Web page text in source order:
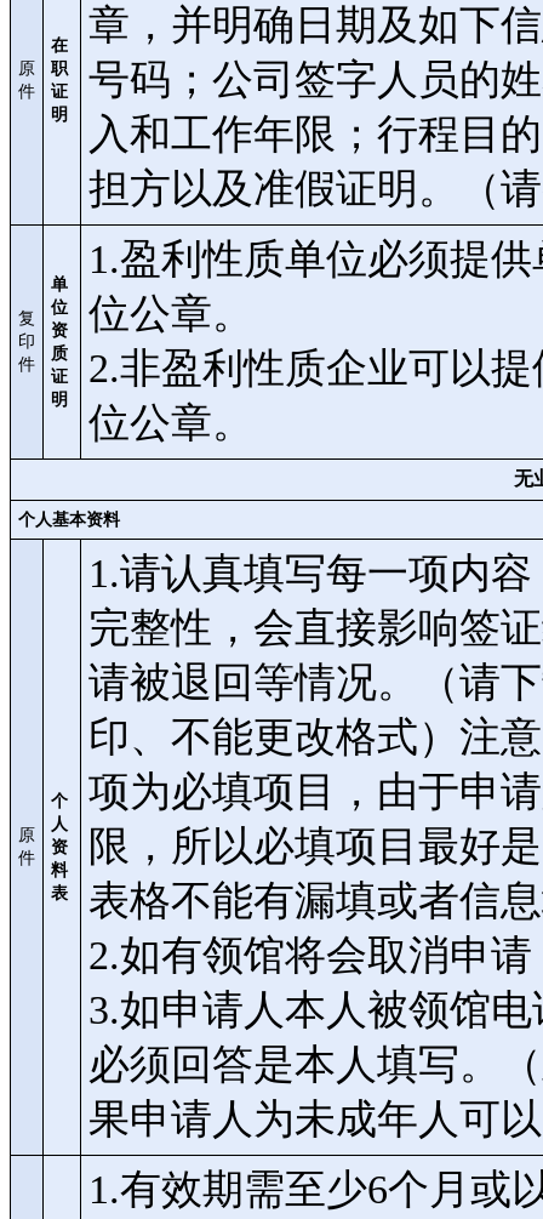
原
件
在
职
证
明
章，并明确日期及如下
号码；公司签字人员的
入和工作年限；行程目
担方以及准假证明。（
复
印
件
单
位
资
质
证
明
1.盈利性质单位必须提
位公章。
2.非盈利性质企业可以
位公章。
无
个人基本资料
原
件
个
人
资
料
表
1.请认真填写每一项内
完整性，会直接影响签
请被退回等情况。（请
印、不能更改格式）注
项为必填项目，由于申
限，所以必填项目最好
表格不能有漏填或者信
2.如有领馆将会取消申
3.如申请人本人被领馆
必须回答是本人填写。
果申请人为未成年人可
1.有效期需至少6个月或